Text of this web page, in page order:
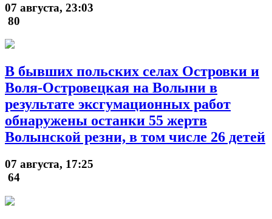
07 августа, 23:03
80
В бывших польских селах Островки и
Воля-Островецкая на Волыни в
результате эксгумационных работ
обнаружены останки 55 жертв
Волынской резни, в том числе 26 детей
07 августа, 17:25
64